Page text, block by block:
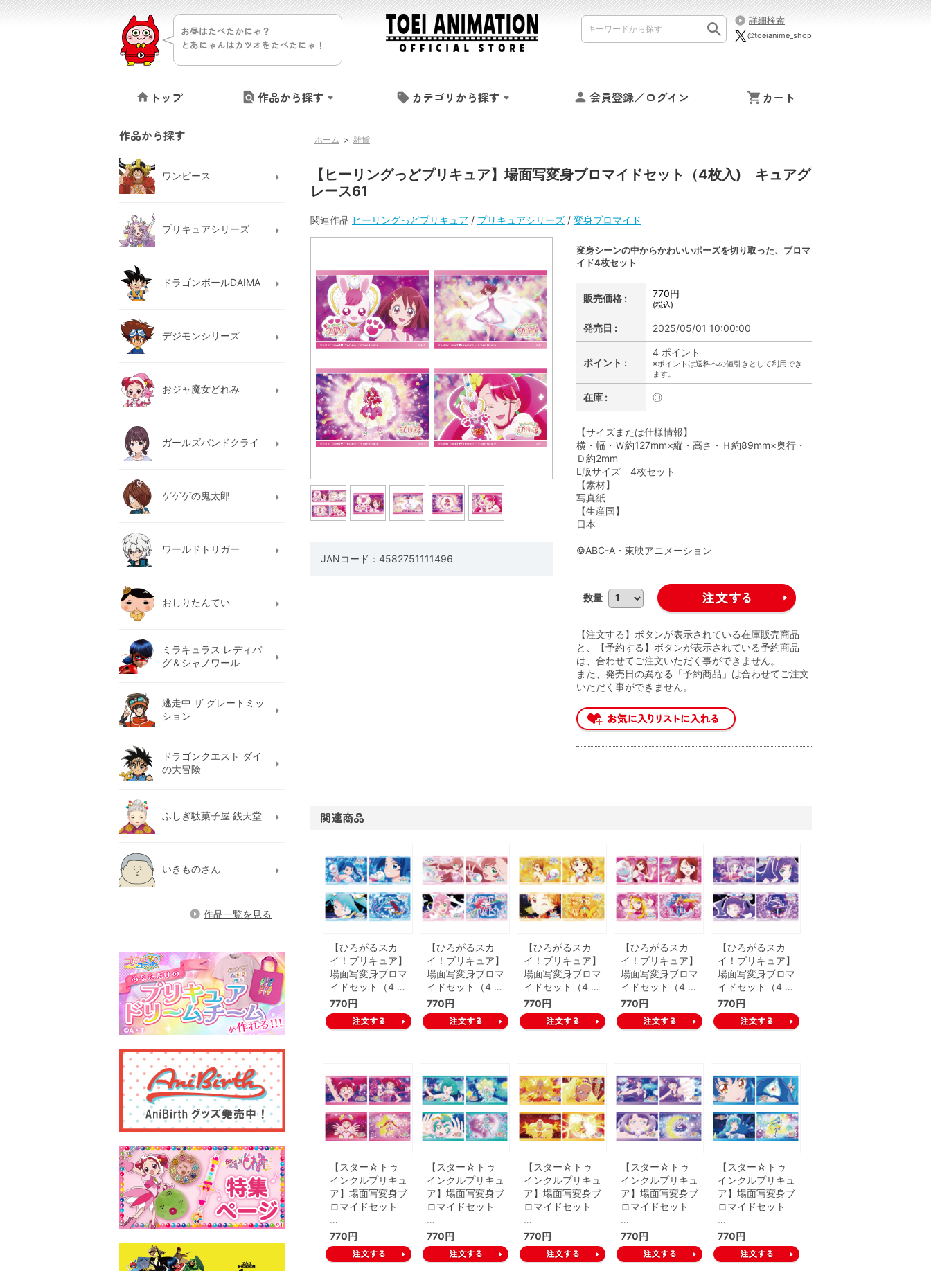
お昼はたべたかにゃ？
とあにゃんはカツオをたべたにゃ！
詳細検索
@toeianime_shop
トップ 作品から探す カテゴリから探す 会員登録／ログイン カート
ホーム > 雑貨
【ヒーリングっどプリキュア】場面写変身ブロマイドセット（4枚入) キュアグ
レース61
関連作品 ヒーリングっどプリキュア / プリキュアシリーズ / 変身ブロマイド
JANコード：4582751111496
変身シーンの中からかわいいポーズを切り取った、ブロマ
イド4枚セット
販売価格 : 770円
(税込)
発売日 : 2025/05/01 10:00:00
ポイント :
4 ポイント
※ポイントは送料への値引きとして利用でき
ます。
在庫 : ◎
【サイズまたは仕様情報】
横・幅・Ｗ約127mm×縦・高さ・Ｈ約89mm×奥行・
Ｄ約2mm
L版サイズ 4枚セット
【素材】
写真紙
【生産国】
日本
©ABC-A・東映アニメーション
数量
【注文する】ボタンが表示されている在庫販売商品
と、【予約する】ボタンが表示されている予約商品
は、合わせてご注文いただく事ができません。
また、発売日の異なる「予約商品」は合わせてご注文
いただく事ができません。
関連商品
【ひろがるスカ
イ！プリキュア】
場面写変身ブロマ
イドセット（4 …
770円
【ひろがるスカ
イ！プリキュア】
場面写変身ブロマ
イドセット（4 …
770円
【ひろがるスカ
イ！プリキュア】
場面写変身ブロマ
イドセット（4 …
770円
【ひろがるスカ
イ！プリキュア】
場面写変身ブロマ
イドセット（4 …
770円
【ひろがるスカ
イ！プリキュア】
場面写変身ブロマ
イドセット（4 …
770円
【スター☆トゥ
インクルプリキュ
ア】場面写変身ブ
ロマイドセット
…
770円
【スター☆トゥ
インクルプリキュ
ア】場面写変身ブ
ロマイドセット
…
770円
【スター☆トゥ
インクルプリキュ
ア】場面写変身ブ
ロマイドセット
…
770円
【スター☆トゥ
インクルプリキュ
ア】場面写変身ブ
ロマイドセット
…
770円
【スター☆トゥ
インクルプリキュ
ア】場面写変身ブ
ロマイドセット
…
770円
作品から探す
ワンピース
プリキュアシリーズ
ドラゴンボールDAIMA
デジモンシリーズ
おジャ魔女どれみ
ガールズバンドクライ
ゲゲゲの鬼太郎
ワールドトリガー
おしりたんてい
ミラキュラス レディバ
グ＆シャノワール
逃走中 ザ グレートミッ
ション
ドラゴンクエスト ダイ
の大冒険
ふしぎ駄菓子屋 銭天堂
いきものさん
作品一覧を見る